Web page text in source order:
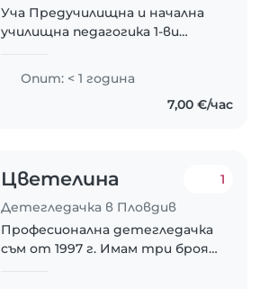
Уча Предучилищна и начална
училищна педагогика 1-ви
Опит: < 1 година
7,00 €/час
Цветелина
Детегледачка в Пловдив
1
Професионална детегледачка
съм от 1997 г. Имам три броя